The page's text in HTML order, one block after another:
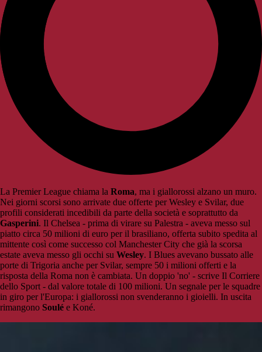
La Premier League chiama la Roma, ma i giallorossi alzano un muro.
Nei giorni scorsi sono arrivate due offerte per Wesley e Svilar, due
profili considerati incedibili da parte della società e soprattutto da
Gasperini. Il Chelsea - prima di virare su Palestra - aveva messo sul
piatto circa 50 milioni di euro per il brasiliano, offerta subito spedita al
mittente così come successo col Manchester City che già la scorsa
estate aveva messo gli occhi su Wesley. I Blues avevano bussato alle
porte di Trigoria anche per Svilar, sempre 50 i milioni offerti e la
risposta della Roma non è cambiata. Un doppio 'no' - scrive Il Corriere
dello Sport - dal valore totale di 100 milioni. Un segnale per le squadre
in giro per l'Europa: i giallorossi non svenderanno i gioielli. In uscita
rimangono Soulé e Koné.